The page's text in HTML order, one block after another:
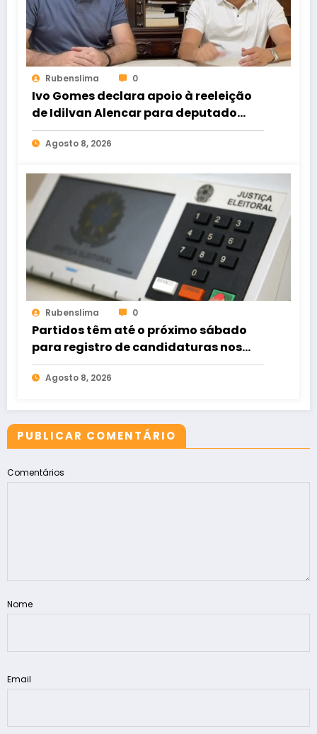
Rubenslima 0
Ivo Gomes declara apoio à reeleição
de Idilvan Alencar para deputado
federal
Agosto 8, 2026
Rubenslima 0
Partidos têm até o próximo sábado
para registro de candidaturas nos
tribunais
Agosto 8, 2026
PUBLICAR COMENTÁRIO
Comentários
Nome
Email